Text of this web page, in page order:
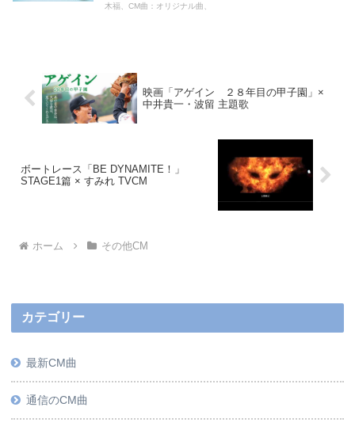
木福、CM曲：オリジナル曲、
映画「アゲイン ２８年目の甲子園」×
中井貴一・波留 主題歌
ボートレース「BE DYNAMITE！」
STAGE1篇 × すみれ TVCM
ホーム その他CM
カテゴリー
最新CM曲
通信のCM曲